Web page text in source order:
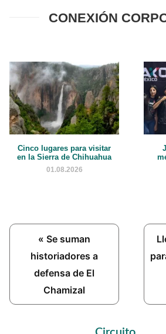
CONEXIÓN
Cinco lugares para visitar
en la Sierra de Chihuahua
01.08.2026
Previous
Post:
« Se suman
historiadores a
defensa de El
Chamizal
Primary